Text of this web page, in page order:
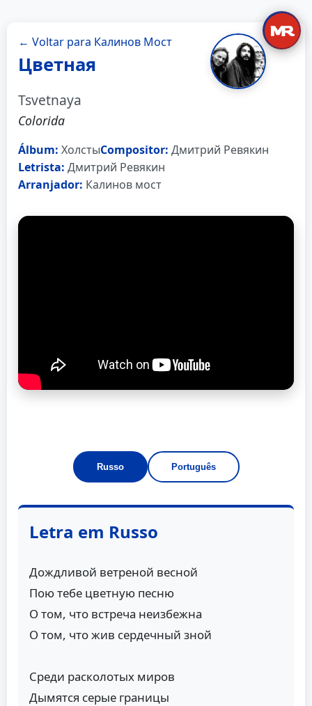
← Voltar para Калинов Мост
Цветная
Tsvetnaya
Colorida
Álbum: ХолстыCompositor: Дмитрий Ревякин
Letrista: Дмитрий Ревякин
Arranjador: Калинов мост
Russo Português
Letra em Russo
Дождливой ветреной весной
Пою тебе цветную песню
О том, что встреча неизбежна
О том, что жив сердечный зной
Среди расколотых миров
Дымятся серые границы